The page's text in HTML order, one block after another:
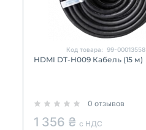
Код товара: 99-00013558
HDMI DT-H009 Кабель (15 м)
0 отзывов
1 356 ₴ с НДС